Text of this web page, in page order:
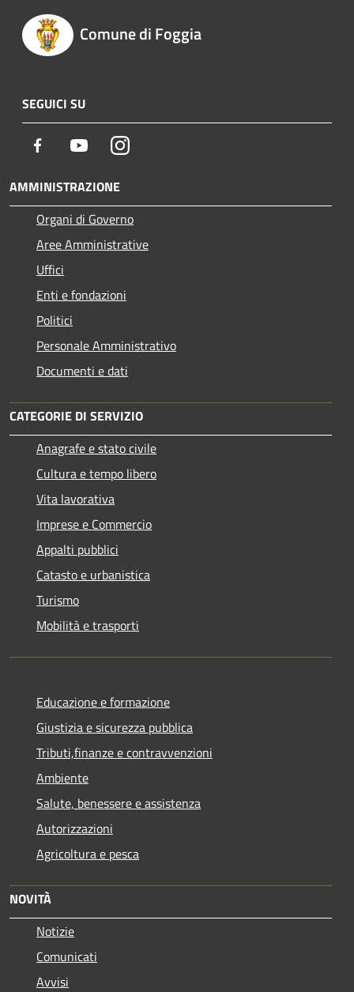
Comune di Foggia
SEGUICI SU
Facebook YoutubeInstagram
AMMINISTRAZIONE
Organi di Governo
Aree Amministrative
Uffici
Enti e fondazioni
Politici
Personale Amministrativo
Documenti e dati
CATEGORIE DI SERVIZIO
Anagrafe e stato civile
Cultura e tempo libero
Vita lavorativa
Imprese e Commercio
Appalti pubblici
Catasto e urbanistica
Turismo
Mobilità e trasporti
Educazione e formazione
Giustizia e sicurezza pubblica
Tributi,finanze e contravvenzioni
Ambiente
Salute, benessere e assistenza
Autorizzazioni
Agricoltura e pesca
NOVITÀ
Notizie
Comunicati
Avvisi